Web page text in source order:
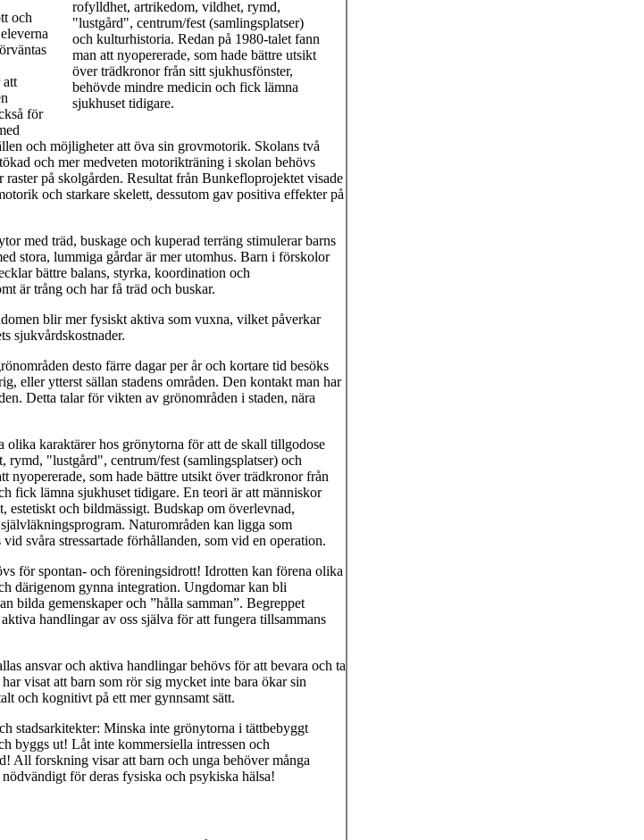
rofylldhet, artrikedom, vildhet, rymd,
"lustgård", centrum/fest (samlingsplatser)
och kulturhistoria. Redan på 1980-talet fann
man att nyopererade, som hade bättre utsikt
över trädkronor från sitt sjukhusfönster,
behövde mindre medicin och fick lämna
sjukhuset tidigare.
och
att
för
och möjligheter att öva sin grovmotorik. Skolans två
och mer medveten motorikträning i skolan behövs
på skolgården. Resultat från Bunkefloprojektet visade
och starkare skelett, dessutom gav positiva effekter på
med träd, buskage och kuperad terräng stimulerar barns
stora, lummiga gårdar är mer utomhus. Barn i förskolor
bättre balans, styrka, koordination och
är trång och har få träd och buskar.
blir mer fysiskt aktiva som vuxna, vilket påverkar
sjukvårdskostnader.
desto färre dagar per år och kortare tid besöks
eller ytterst sällan stadens områden. Den kontakt man har
Detta talar för vikten av grönområden i staden, nära
olika karaktärer hos grönytorna för att de skall tillgodose
"lustgård", centrum/fest (samlingsplatser) och
nyopererade, som hade bättre utsikt över trädkronor från
fick lämna sjukhuset tidigare. En teori är att människor
estetiskt och bildmässigt. Budskap om överlevnad,
Naturområden kan ligga som
svåra stressartade förhållanden, som vid en operation.
för spontan- och föreningsidrott! Idrotten kan förena olika
därigenom gynna integration. Ungdomar kan bli
bilda gemenskaper och ”hålla samman”. Begreppet
handlingar av oss själva för att fungera tillsammans
ansvar och aktiva handlingar behövs för att bevara och ta
visat att barn som rör sig mycket inte bara ökar sin
och kognitivt på ett mer gynnsamt sätt.
stadsarkitekter: Minska inte grönytorna i tättbebyggt
byggs ut! Låt inte kommersiella intressen och
All forskning visar att barn och unga behöver många
för deras fysiska och psykiska hälsa!